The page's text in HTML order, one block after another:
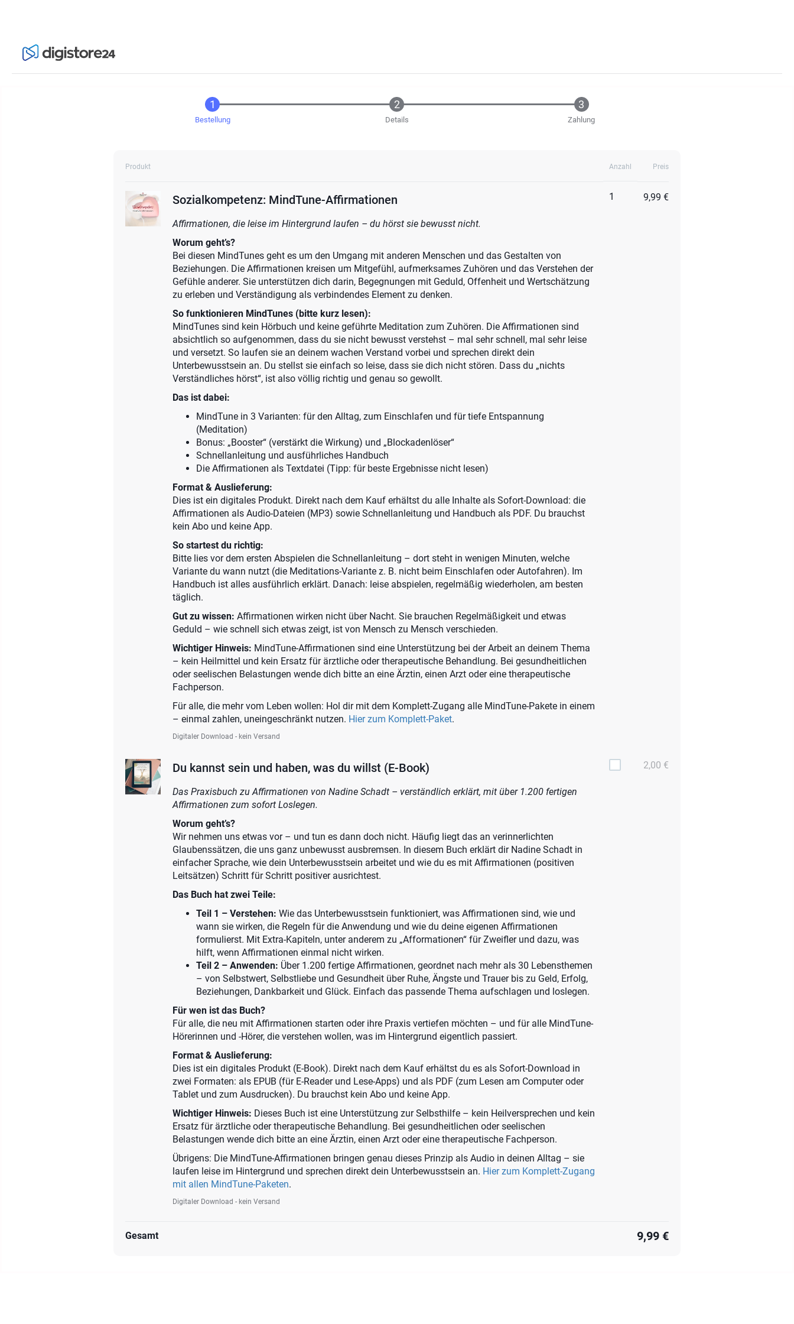
Bestellung Details Zahlung
Produkt Anzahl Preis
Sozialkompetenz: MindTune-Affirmationen
Affirmationen, die leise im Hintergrund laufen – du hörst sie bewusst nicht.
Worum geht’s?
Bei diesen MindTunes geht es um den Umgang mit anderen Menschen und das Gestalten von
Beziehungen. Die Affirmationen kreisen um Mitgefühl, aufmerksames Zuhören und das Verstehen der
Gefühle anderer. Sie unterstützen dich darin, Begegnungen mit Geduld, Offenheit und Wertschätzung
zu erleben und Verständigung als verbindendes Element zu denken.
So funktionieren MindTunes (bitte kurz lesen):
MindTunes sind kein Hörbuch und keine geführte Meditation zum Zuhören. Die Affirmationen sind
absichtlich so aufgenommen, dass du sie nicht bewusst verstehst – mal sehr schnell, mal sehr leise
und versetzt. So laufen sie an deinem wachen Verstand vorbei und sprechen direkt dein
Unterbewusstsein an. Du stellst sie einfach so leise, dass sie dich nicht stören. Dass du „nichts
Verständliches hörst“, ist also völlig richtig und genau so gewollt.
Das ist dabei:
MindTune in 3 Varianten: für den Alltag, zum Einschlafen und für tiefe Entspannung
(Meditation)
Bonus: „Booster“ (verstärkt die Wirkung) und „Blockadenlöser“
Schnellanleitung und ausführliches Handbuch
Die Affirmationen als Textdatei (Tipp: für beste Ergebnisse nicht lesen)
Format & Auslieferung:
Dies ist ein digitales Produkt. Direkt nach dem Kauf erhältst du alle Inhalte als Sofort-Download: die
Affirmationen als Audio-Dateien (MP3) sowie Schnellanleitung und Handbuch als PDF. Du brauchst
kein Abo und keine App.
So startest du richtig:
Bitte lies vor dem ersten Abspielen die Schnellanleitung – dort steht in wenigen Minuten, welche
Variante du wann nutzt (die Meditations-Variante z. B. nicht beim Einschlafen oder Autofahren). Im
Handbuch ist alles ausführlich erklärt. Danach: leise abspielen, regelmäßig wiederholen, am besten
täglich.
Gut zu wissen: Affirmationen wirken nicht über Nacht. Sie brauchen Regelmäßigkeit und etwas
Geduld – wie schnell sich etwas zeigt, ist von Mensch zu Mensch verschieden.
Wichtiger Hinweis: MindTune-Affirmationen sind eine Unterstützung bei der Arbeit an deinem Thema
– kein Heilmittel und kein Ersatz für ärztliche oder therapeutische Behandlung. Bei gesundheitlichen
oder seelischen Belastungen wende dich bitte an eine Ärztin, einen Arzt oder eine therapeutische
Fachperson.
Für alle, die mehr vom Leben wollen: Hol dir mit dem Komplett-Zugang alle MindTune-Pakete in einem
– einmal zahlen, uneingeschränkt nutzen. Hier zum Komplett-Paket.
Digitaler Download - kein Versand
1 9,99 €
Du kannst sein und haben, was du willst (E-Book)
Das Praxisbuch zu Affirmationen von Nadine Schadt – verständlich erklärt, mit über 1.200 fertigen
Affirmationen zum sofort Loslegen.
Worum geht’s?
Wir nehmen uns etwas vor – und tun es dann doch nicht. Häufig liegt das an verinnerlichten
Glaubenssätzen, die uns ganz unbewusst ausbremsen. In diesem Buch erklärt dir Nadine Schadt in
einfacher Sprache, wie dein Unterbewusstsein arbeitet und wie du es mit Affirmationen (positiven
Leitsätzen) Schritt für Schritt positiver ausrichtest.
Das Buch hat zwei Teile:
Teil 1 – Verstehen: Wie das Unterbewusstsein funktioniert, was Affirmationen sind, wie und
wann sie wirken, die Regeln für die Anwendung und wie du deine eigenen Affirmationen
formulierst. Mit Extra-Kapiteln, unter anderem zu „Afformationen“ für Zweifler und dazu, was
hilft, wenn Affirmationen einmal nicht wirken.
Teil 2 – Anwenden: Über 1.200 fertige Affirmationen, geordnet nach mehr als 30 Lebensthemen
– von Selbstwert, Selbstliebe und Gesundheit über Ruhe, Ängste und Trauer bis zu Geld, Erfolg,
Beziehungen, Dankbarkeit und Glück. Einfach das passende Thema aufschlagen und loslegen.
Für wen ist das Buch?
Für alle, die neu mit Affirmationen starten oder ihre Praxis vertiefen möchten – und für alle MindTune-
Hörerinnen und -Hörer, die verstehen wollen, was im Hintergrund eigentlich passiert.
Format & Auslieferung:
Dies ist ein digitales Produkt (E-Book). Direkt nach dem Kauf erhältst du es als Sofort-Download in
zwei Formaten: als EPUB (für E-Reader und Lese-Apps) und als PDF (zum Lesen am Computer oder
Tablet und zum Ausdrucken). Du brauchst kein Abo und keine App.
Wichtiger Hinweis: Dieses Buch ist eine Unterstützung zur Selbsthilfe – kein Heilversprechen und kein
Ersatz für ärztliche oder therapeutische Behandlung. Bei gesundheitlichen oder seelischen
Belastungen wende dich bitte an eine Ärztin, einen Arzt oder eine therapeutische Fachperson.
Übrigens: Die MindTune-Affirmationen bringen genau dieses Prinzip als Audio in deinen Alltag – sie
laufen leise im Hintergrund und sprechen direkt dein Unterbewusstsein an. Hier zum Komplett-Zugang
mit allen MindTune-Paketen.
Digitaler Download - kein Versand
2,00 €
Gesamt 9,99 €